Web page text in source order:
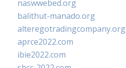
naswwebed.org
balithut-manado.org
alteregotradingcompany.org
aprce2022.com
ibie2022.com